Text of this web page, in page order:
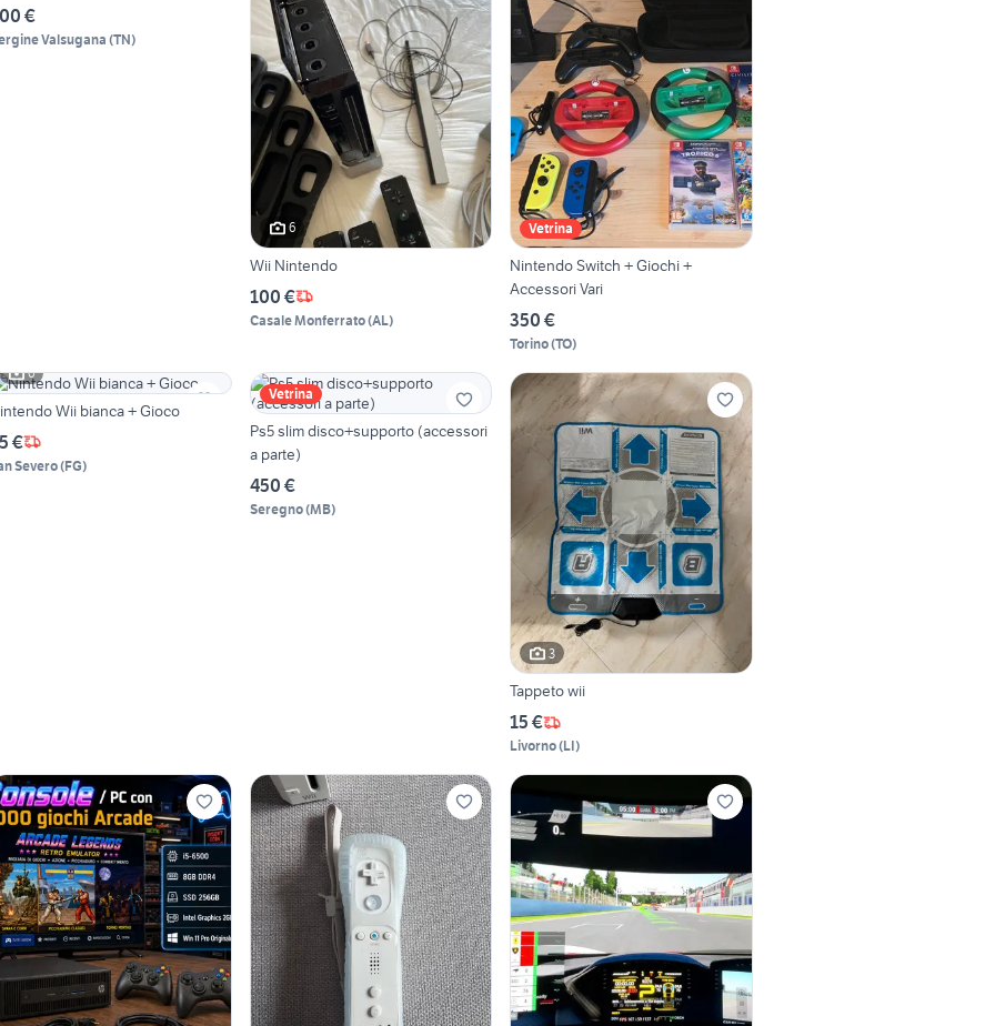
€
Valsugana (TN)
6
Wii Nintendo
100 €
Casale Monferrato(AL)
Vetrina
Nintendo Switch + Giochi +
Accessori Vari
350 €
Torino(TO)
6
Wii bianca + Gioco
€
Severo(FG)
Vetrina
Ps5 slim disco+supporto (accessori
a parte)
450 €
Seregno(MB)
3
Tappeto wii
15 €
Livorno(LI)